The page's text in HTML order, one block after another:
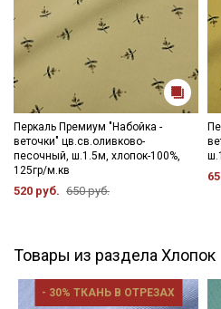
Перкаль Премиум "Набойка -
веточки" цв.св.оливково-
песочный, ш.1.5м, хлопок-100%,
125гр/м.кв
520 руб. 650 руб.
Товары из раздела Хлопок
- 30% ТКАНЬ В ОТРЕЗАХ